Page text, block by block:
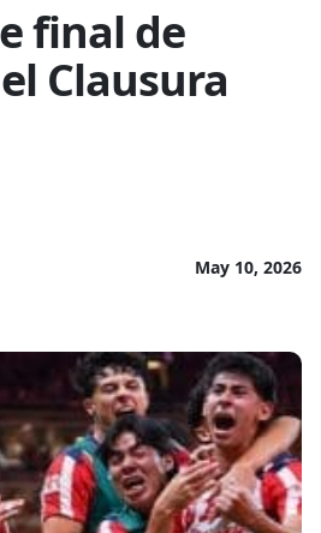
final de
Clausura
May 10, 2026